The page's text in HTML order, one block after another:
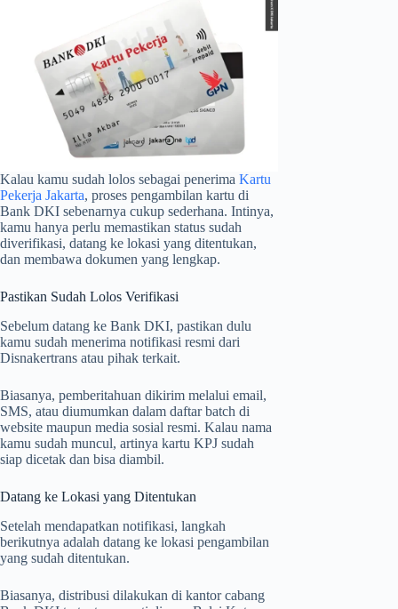
Kalau kamu sudah lolos sebagai penerima Kartu
Pekerja Jakarta, proses pengambilan kartu di
Bank DKI sebenarnya cukup sederhana. Intinya,
kamu hanya perlu memastikan status sudah
diverifikasi, datang ke lokasi yang ditentukan,
dan membawa dokumen yang lengkap.
Pastikan Sudah Lolos Verifikasi
Sebelum datang ke Bank DKI, pastikan dulu
kamu sudah menerima notifikasi resmi dari
Disnakertrans atau pihak terkait.
Biasanya, pemberitahuan dikirim melalui email,
SMS, atau diumumkan dalam daftar batch di
website maupun media sosial resmi. Kalau nama
kamu sudah muncul, artinya kartu KPJ sudah
siap dicetak dan bisa diambil.
Datang ke Lokasi yang Ditentukan
Setelah mendapatkan notifikasi, langkah
berikutnya adalah datang ke lokasi pengambilan
yang sudah ditentukan.
Biasanya, distribusi dilakukan di kantor cabang